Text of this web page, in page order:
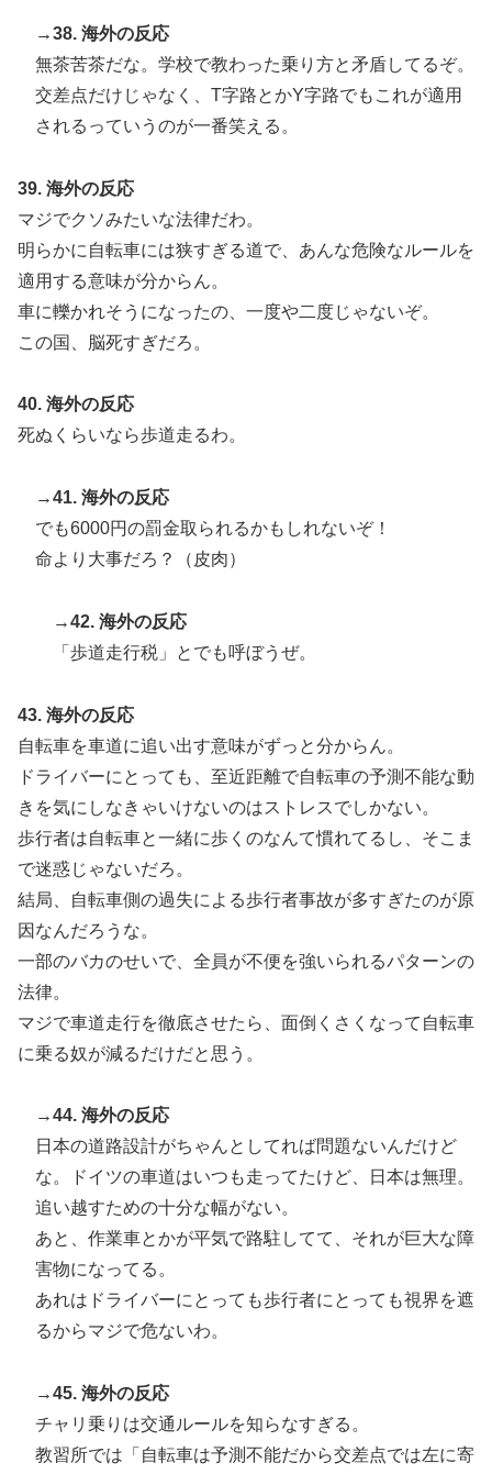
→38. 海外の反応
無茶苦茶だな。学校で教わった乗り方と矛盾してるぞ。
交差点だけじゃなく、T字路とかY字路でもこれが適用
されるっていうのが一番笑える。
39. 海外の反応
マジでクソみたいな法律だわ。
明らかに自転車には狭すぎる道で、あんな危険なルールを
適用する意味が分からん。
車に轢かれそうになったの、一度や二度じゃないぞ。
この国、脳死すぎだろ。
40. 海外の反応
死ぬくらいなら歩道走るわ。
→41. 海外の反応
でも6000円の罰金取られるかもしれないぞ！
命より大事だろ？（皮肉）
→42. 海外の反応
「歩道走行税」とでも呼ぼうぜ。
43. 海外の反応
自転車を車道に追い出す意味がずっと分からん。
ドライバーにとっても、至近距離で自転車の予測不能な動
きを気にしなきゃいけないのはストレスでしかない。
歩行者は自転車と一緒に歩くのなんて慣れてるし、そこま
で迷惑じゃないだろ。
結局、自転車側の過失による歩行者事故が多すぎたのが原
因なんだろうな。
一部のバカのせいで、全員が不便を強いられるパターンの
法律。
マジで車道走行を徹底させたら、面倒くさくなって自転車
に乗る奴が減るだけだと思う。
→44. 海外の反応
日本の道路設計がちゃんとしてれば問題ないんだけど
な。ドイツの車道はいつも走ってたけど、日本は無理。
追い越すための十分な幅がない。
あと、作業車とかが平気で路駐してて、それが巨大な障
害物になってる。
あれはドライバーにとっても歩行者にとっても視界を遮
るからマジで危ないわ。
→45. 海外の反応
チャリ乗りは交通ルールを知らなすぎる。
教習所では「自転車は予測不能だから交差点では左に寄